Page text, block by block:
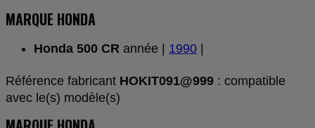
MARQUE HONDA
Honda 500 CR année | 1990 |
Référence fabricant HOKIT091@999 : compatible
avec le(s) modèle(s)